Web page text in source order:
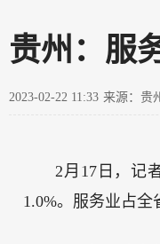
贵州：服
2023-02-22 11:33 来源：贵
2月17日，记
1.0%。服务业占全